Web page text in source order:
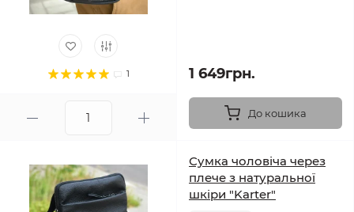
1 1 649грн.
До кошика
Сумка чоловіча через
плече з натуральної
шкіри "Karter"